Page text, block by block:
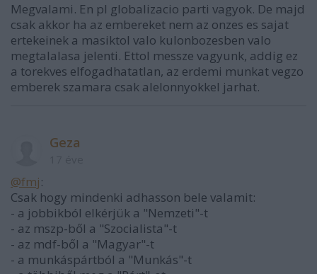
Megvalami. En pl globalizacio parti vagyok. De majd
csak akkor ha az embereket nem az onzes es sajat
ertekeinek a masiktol valo kulonbozesben valo
megtalalasa jelenti. Ettol messze vagyunk, addig ez
a torekves elfogadhatatlan, az erdemi munkat vegzo
emberek szamara csak alelonnyokkel jarhat.
Geza
@fmj:
Csak hogy mindenki adhasson bele valamit:
- a jobbikból elkérjük a "Nemzeti"-t
- az mszp-ből a "Szocialista"-t
- az mdf-ből a "Magyar"-t
- a munkáspártból a "Munkás"-t